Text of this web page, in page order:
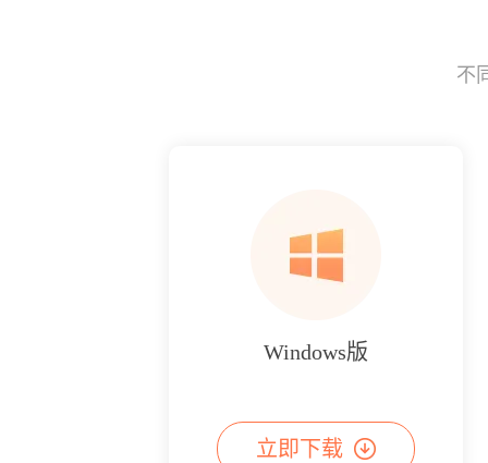
不
Windows版
立即下载